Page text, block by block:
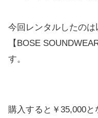
今回レンタルしたの
【BOSE
す。
購入すると￥35,000と